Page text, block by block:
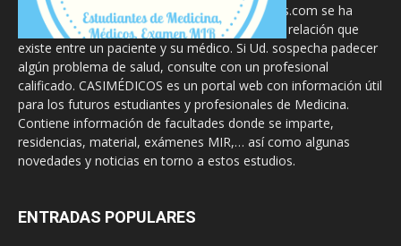
La información proporcionada en CasiMedicos.com se ha
diseñado para complementar, no substituir, la relación que
existe entre un paciente y su médico. Si Ud. sospecha padecer
algún problema de salud, consulte con un profesional
calificado. CASIMÉDICOS es un portal web con información útil
para los futuros estudiantes y profesionales de Medicina.
Contiene información de facultades donde se imparte,
residencias, material, exámenes MIR,… así como algunas
novedades y noticias en torno a estos estudios.
ENTRADAS POPULARES